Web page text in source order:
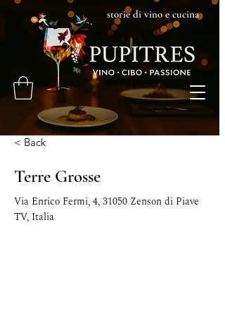
storie di vino e cucina
< Back
Terre Grosse
Via Enrico Fermi, 4, 31050 Zenson di Piave
TV, Italia